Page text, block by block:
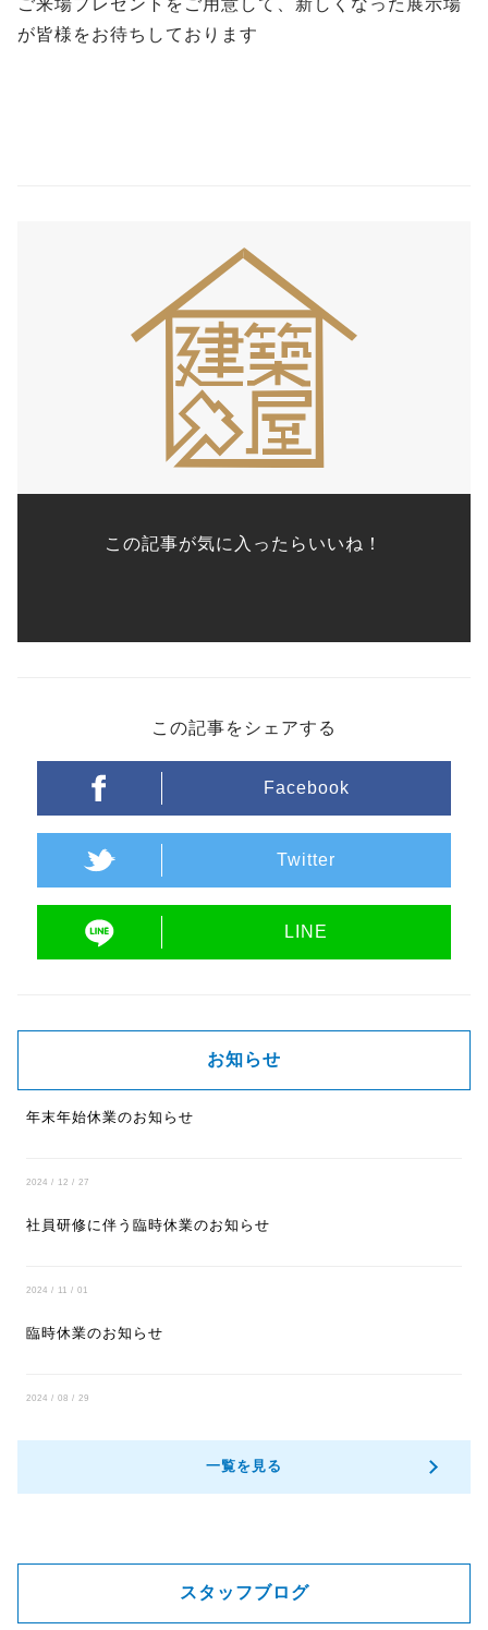
ご来場プレゼントをご用意して、新しくなった展示場
が皆様をお待ちしております
この記事が気に入ったらいいね！
この記事をシェアする
Facebook
Twitter
LINE
お知らせ
年末年始休業のお知らせ
2024 / 12 / 27
社員研修に伴う臨時休業のお知らせ
2024 / 11 / 01
臨時休業のお知らせ
2024 / 08 / 29
一覧を見る
スタッフブログ